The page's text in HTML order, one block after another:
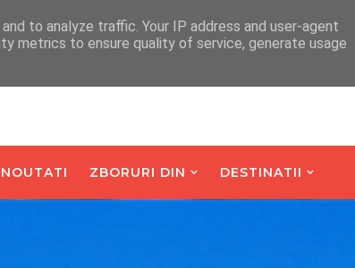
NOUTATI ZBORURI DIN DESTINATII
to analyze traffic. Your IP address and user-agent
metrics to ensure quality of service, generate usage